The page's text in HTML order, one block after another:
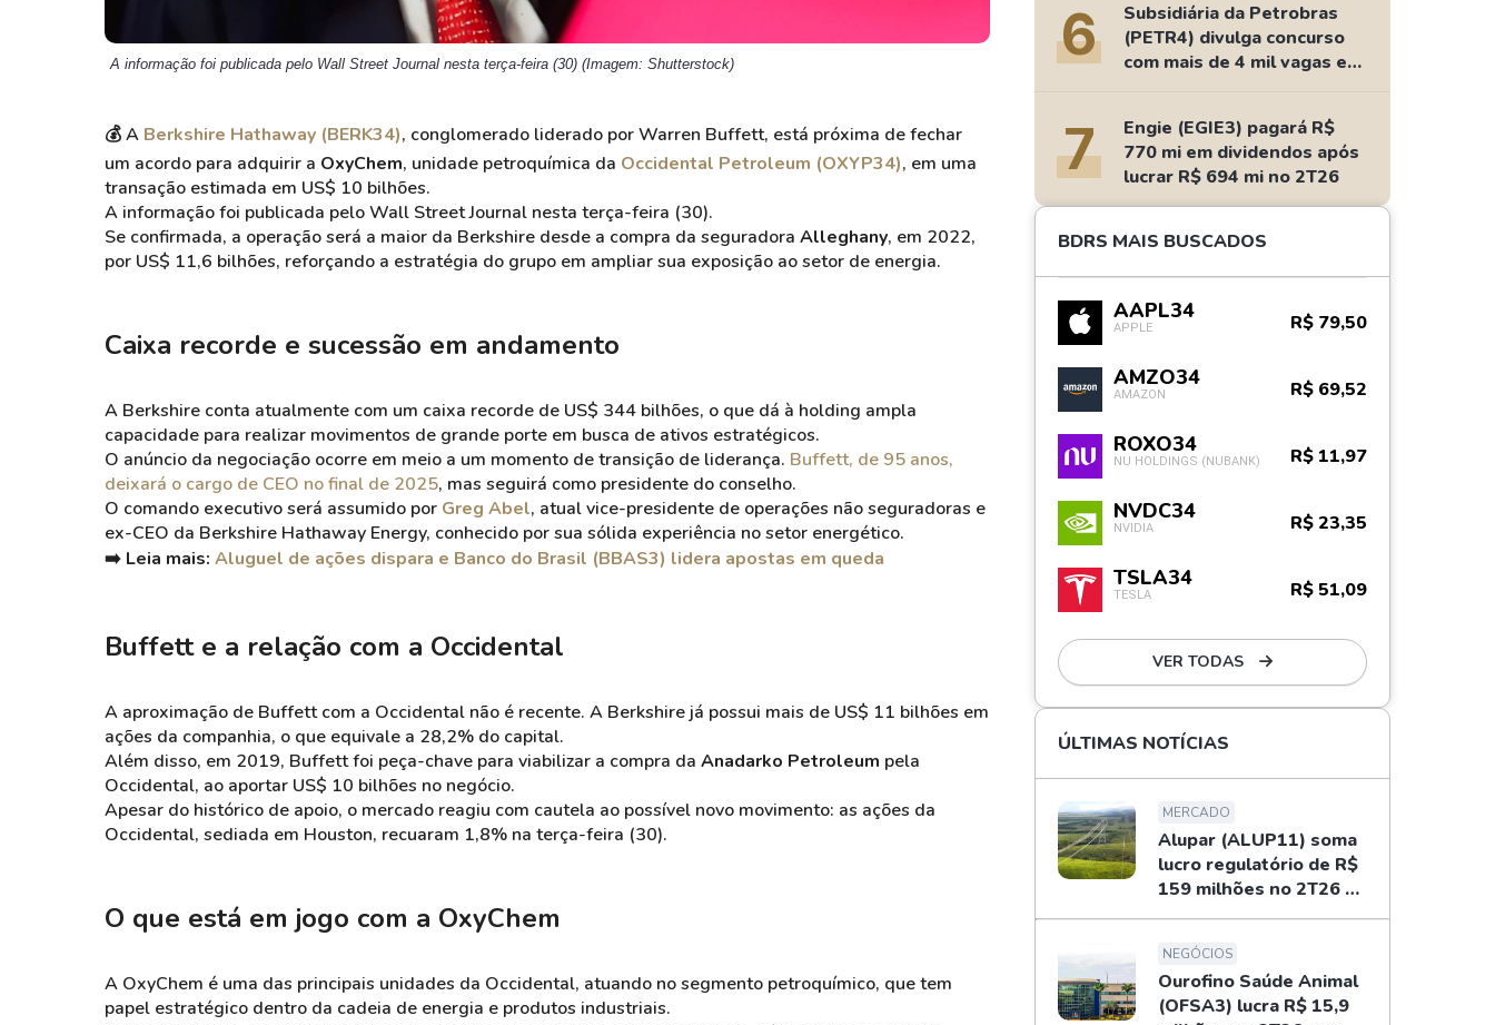
A informação foi publicada pelo Wall Street Journal nesta terça-feira (30) (Imagem: Shutterstock)
💰A Berkshire Hathaway (BERK34), conglomerado liderado por Warren Buffett, está próxima de fechar
um acordo para adquirir a OxyChem, unidade petroquímica da Occidental Petroleum (OXYP34), em uma
transação estimada em US$ 10 bilhões.
A informação foi publicada pelo Wall Street Journal nesta terça-feira (30).
Se confirmada, a operação será a maior da Berkshire desde a compra da seguradora Alleghany, em 2022,
por US$ 11,6 bilhões, reforçando a estratégia do grupo em ampliar sua exposição ao setor de energia.
Caixa recorde e sucessão em andamento
A Berkshire conta atualmente com um caixa recorde de US$ 344 bilhões, o que dá à holding ampla
capacidade para realizar movimentos de grande porte em busca de ativos estratégicos.
O anúncio da negociação ocorre em meio a um momento de transição de liderança. Buffett, de 95 anos,
deixará o cargo de CEO no final de 2025, mas seguirá como presidente do conselho.
O comando executivo será assumido por Greg Abel, atual vice-presidente de operações não seguradoras e
ex-CEO da Berkshire Hathaway Energy, conhecido por sua sólida experiência no setor energético.
➡️ Leia mais: Aluguel de ações dispara e Banco do Brasil (BBAS3) lidera apostas em queda
Buffett e a relação com a Occidental
A aproximação de Buffett com a Occidental não é recente. A Berkshire já possui mais de US$ 11 bilhões em
ações da companhia, o que equivale a 28,2% do capital.
Além disso, em 2019, Buffett foi peça-chave para viabilizar a compra da Anadarko Petroleum pela
Occidental, ao aportar US$ 10 bilhões no negócio.
Apesar do histórico de apoio, o mercado reagiu com cautela ao possível novo movimento: as ações da
Occidental, sediada em Houston, recuaram 1,8% na terça-feira (30).
O que está em jogo com a OxyChem
A OxyChem é uma das principais unidades da Occidental, atuando no segmento petroquímico, que tem
papel estratégico dentro da cadeia de energia e produtos industriais.
6
Subsidiária da Petrobras
(PETR4) divulga concurso
com mais de 4 mil vagas e
salários de até R$ 15 mil
7
Engie (EGIE3) pagará R$
770 mi em dividendos após
lucrar R$ 694 mi no 2T26
BDRS MAIS BUSCADOS
AAPL34
APPLE R$ 79,50
AMZO34
AMAZON R$ 69,52
ROXO34
NU HOLDINGS (NUBANK) R$ 11,97
NVDC34
NVIDIA R$ 23,35
TSLA34
TESLA R$ 51,09
VER TODAS
ÚLTIMAS NOTÍCIAS
MERCADO
Alupar (ALUP11) soma
lucro regulatório de R$
159 milhões no 2T26 e
libera dividendos
NEGÓCIOS
Ourofino Saúde Animal
(OFSA3) lucra R$ 15,9